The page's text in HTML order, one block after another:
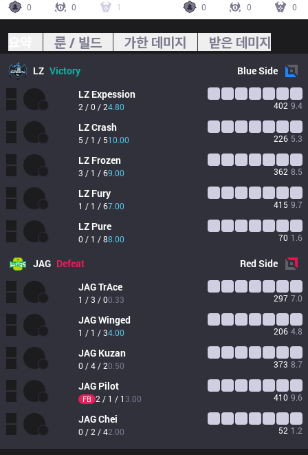
0
0 1
0
0 0
룬 / 빌드 가한 데미지 받은 데미지
LZ Victory BlueSide
LZ Expession
2 / 0 / 24.80 402 9.4
LZCrash
5 / 1 / 510.00 226 5.3
LZ Frozen
3 / 1 / 69.00 362 8.5
LZ Fury
1 / 1 / 67.00 415 9.7
LZ Pure
0 / 1 / 88.00 70 1.6
JAG Defeat RedSide
JAGTrAce
1 / 3 / 00.33 297 7.0
JAGWinged
1 / 1 / 34.00 206 4.8
JAG Kuzan
0 / 4 / 20.50 373 8.7
JAG Pilot
FB 2 / 1 / 1 3.00 410 9.6
JAGChei
0 / 2 / 42.00 52 1.2